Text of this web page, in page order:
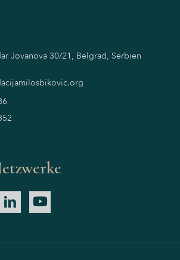
Jovanova 30/21, Belgrad, Serbien